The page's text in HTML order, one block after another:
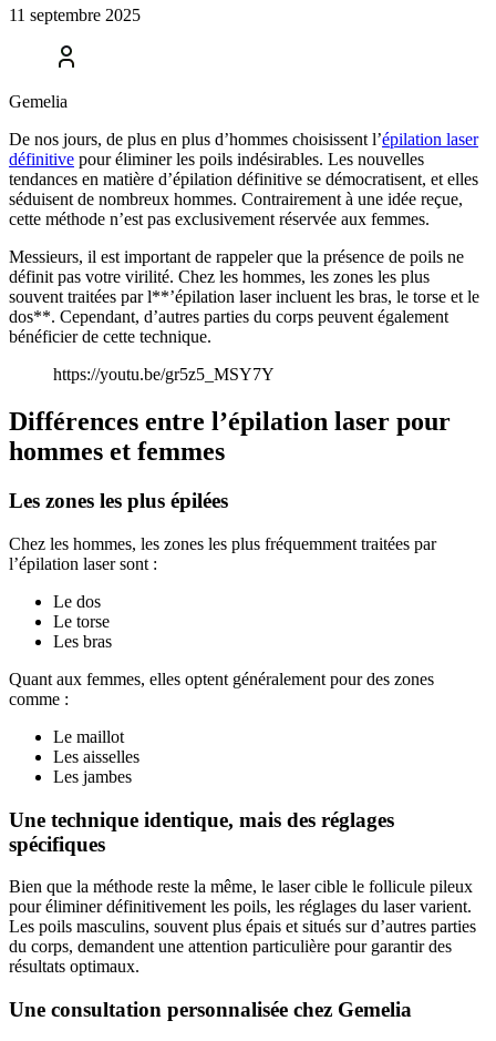
11 septembre 2025
Gemelia
De nos jours, de plus en plus d’hommes choisissent l’épilation laser
définitive pour éliminer les poils indésirables. Les nouvelles
tendances en matière d’épilation définitive se démocratisent, et elles
séduisent de nombreux hommes. Contrairement à une idée reçue,
cette méthode n’est pas exclusivement réservée aux femmes.
Messieurs, il est important de rappeler que la présence de poils ne
définit pas votre virilité. Chez les hommes, les zones les plus
souvent traitées par l**’épilation laser incluent les bras, le torse et le
dos**. Cependant, d’autres parties du corps peuvent également
bénéficier de cette technique.
https://youtu.be/gr5z5_MSY7Y
Différences entre l’épilation laser pour
hommes et femmes
Les zones les plus épilées
Chez les hommes, les zones les plus fréquemment traitées par
l’épilation laser sont :
Le dos
Le torse
Les bras
Quant aux femmes, elles optent généralement pour des zones
comme :
Le maillot
Les aisselles
Les jambes
Une technique identique, mais des réglages
spécifiques
Bien que la méthode reste la même, le laser cible le follicule pileux
pour éliminer définitivement les poils, les réglages du laser varient.
Les poils masculins, souvent plus épais et situés sur d’autres parties
du corps, demandent une attention particulière pour garantir des
résultats optimaux.
Une consultation personnalisée chez Gemelia